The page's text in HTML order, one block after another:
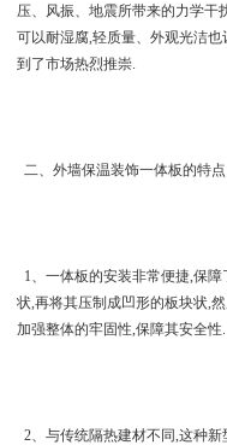
压、风振、地震所带来的力学干
可以耐湿腐,轻质量、外观光洁
到了市场热烈推崇.
二、外墙保温装饰一体板的特点
1、一体板的安装非常便捷,保
状,再将其压制成凹形的板块状,
加强整体的牢固性,保障其安全性.
2、与传统隔热建材不同,这种